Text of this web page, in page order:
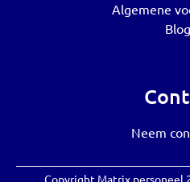
Algemene
Neem
Copyright Matrix personeel